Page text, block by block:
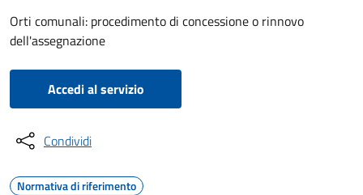
Orti comunali: procedimento di concessione o rinnovo
dell'assegnazione
Accedi al servizio
Condividi
Normativa di riferimento